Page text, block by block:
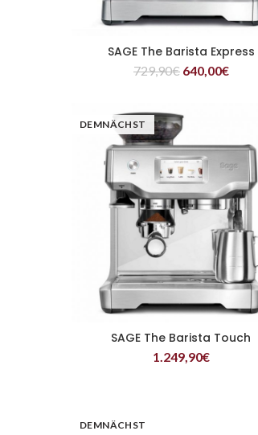
WEITERLESEN
SAGE The Barista Express
729,90€ 640,00€
DEMNÄCHST
WEITERLESEN
SAGE The Barista Touch
1.249,90€
DEMNÄCHST